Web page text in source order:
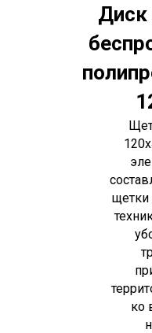
щетки
ко